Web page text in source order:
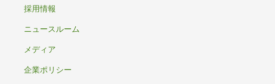
フ
ッ
タ
ー
採用情報
ニュースルーム
メディア
企業ポリシー